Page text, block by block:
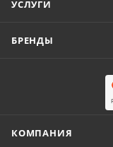
УСЛУГИ
БРЕНДЫ
КОМПАНИЯ